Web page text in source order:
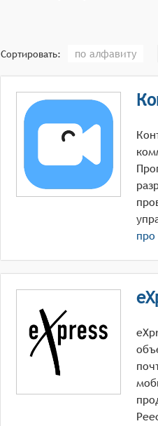
Сортировать: по алфавиту
про